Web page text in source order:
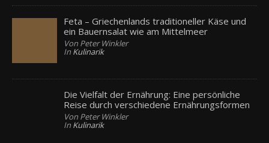
Feta – Griechenlands traditioneller Käse und
ein Bauernsalat wie am Mittelmeer
Von Peter Winkler
In Kulinarik
Die Vielfalt der Ernährung: Eine persönliche
Reise durch verschiedene Ernährungsformen
Von Peter Winkler
In Kulinarik